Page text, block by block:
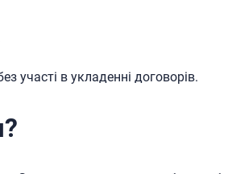
участі в укладенні договорів.